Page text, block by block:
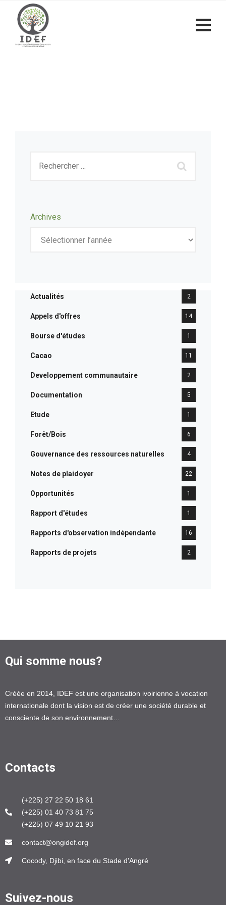
Archives
Actualités 2
Appels d'offres 14
Bourse d'études 1
Cacao 11
Developpement communautaire 2
Documentation 5
Etude 1
Forêt/Bois 6
Gouvernance des ressources naturelles 4
Notes de plaidoyer 22
Opportunités 1
Rapport d'études 1
Rapports d'observation indépendante 16
Rapports de projets 2
Qui somme nous?
Créée en 2014, IDEF est une organisation ivoirienne à vocation
internationale dont la vision est de créer une société durable et
consciente de son environnement…
Contacts
(+225) 27 22 50 18 61
(+225) 01 40 73 81 75
(+225) 07 49 10 21 93
contact@ongidef.org
Cocody, Djibi, en face du Stade d'Angré
Suivez-nous